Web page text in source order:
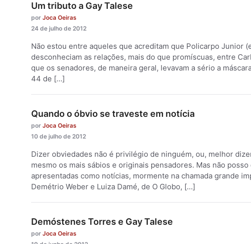
Um tributo a Gay Talese
por Joca Oeiras
24 de julho de 2012
Não estou entre aqueles que acreditam que Policarpo Junior
desconheciam as relações, mais do que promíscuas, entre
que os senadores, de maneira geral, levavam a sério a
44 de […]
Quando o óbvio se traveste em notícia
por Joca Oeiras
10 de julho de 2012
Dizer obviedades não é privilégio de ninguém, ou, melhor
mesmo os mais sábios e originais pensadores. Mas não
apresentadas como notícias, mormente na chamada grande
Demétrio Weber e Luiza Damé, de O Globo, […]
Demóstenes Torres e Gay Talese
por Joca Oeiras